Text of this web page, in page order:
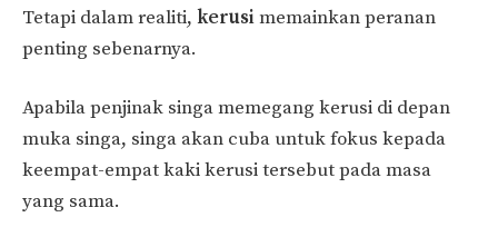
Tetapi dalam realiti, kerusimemainkan peranan
penting sebenarnya.
Apabila penjinak singa memegang kerusi di depan
muka singa, singa akan cuba untuk fokus kepada
keempat-empat kaki kerusi tersebut pada masa
yang sama.